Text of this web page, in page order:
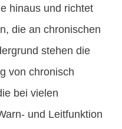
hinaus und richtet
die an chronischen
stehen die
von chronisch
bei vielen
und Leitfunktion